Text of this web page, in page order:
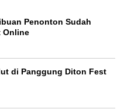
Penonton Sudah
Online
di Panggung Diton Fest